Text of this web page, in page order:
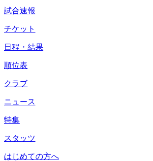
試合速報
チケット
日程・結果
順位表
クラブ
ニュース
特集
スタッツ
はじめての方へ